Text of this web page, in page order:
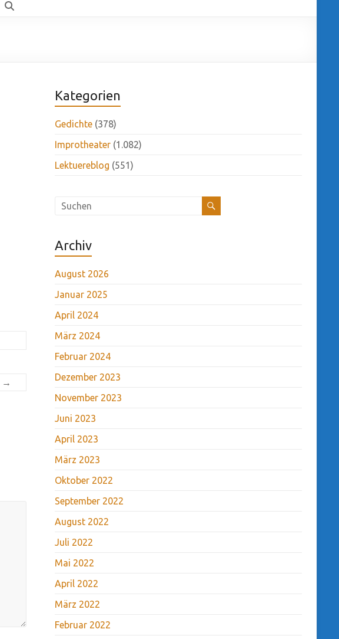
→
Kategorien
Gedichte (378)
Improtheater (1.082)
Lektuereblog (551)
Archiv
August 2026
Januar 2025
April 2024
März 2024
Februar 2024
Dezember 2023
November 2023
Juni 2023
April 2023
März 2023
Oktober 2022
September 2022
August 2022
Juli 2022
Mai 2022
April 2022
März 2022
Februar 2022